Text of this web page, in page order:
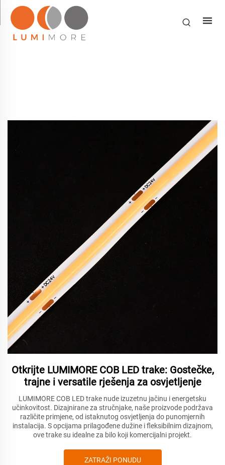
Otkrijte LUMIMORE COB LED trake: Gostečke,
trajne i versatile rješenja za osvjetljenje
LUMIMORE COB LED trake nude izuzetnu jačinu i energetsku
učinkovitost. Dizajnirane za stručnjake, naše proizvode podržava
različite primjene, od istaknutog osvjetljenja do punomjernih
instalacija. S opcijama prilagođene dužine i fleksibilnim dizajnom,
ove trake su idealne za bilo koji komercijalni projekt.
ZATRAŽI PONUDU